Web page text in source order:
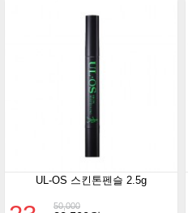
UL-OS 스킨톤펜슬 2.5g
50,000